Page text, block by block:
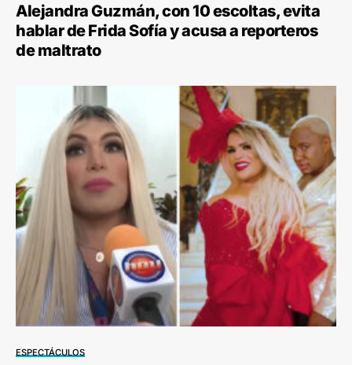
Alejandra Guzmán, con 10 escoltas, evita
hablar de Frida Sofía y acusa a reporteros
de maltrato
ESPECTÁCULOS